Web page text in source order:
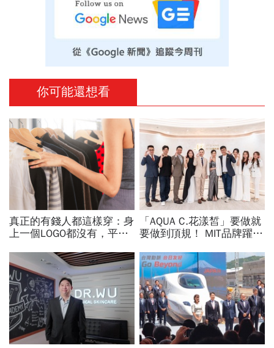
你可能還想看
真正的有錢人都這樣穿：身
上一個LOGO都沒有，平凡
頂奢富豪的花錢智慧
「AQUA C.花漾皙」要做就
要做到頂規！ MIT品牌躍上
美業生醫新高度